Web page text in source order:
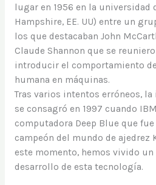
lugar en 1956 en la universidad
Hampshire, EE. UU) entre un
los que destacaban John
Claude Shannon que se
introducir el comportamiento
humana en máquinas.
Tras varios intentos erróneos,
se consagró en 1997 cuando
computadora Deep Blue que fue
campeón del mundo de ajedrez
este momento, hemos vivido un
desarrollo de esta tecnología.